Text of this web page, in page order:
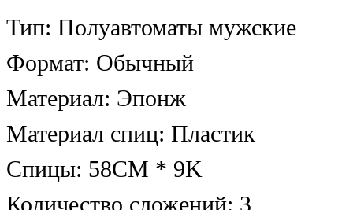
Тип: Полуавтоматы мужские
Формат: Обычный
Материал: Эпонж
Материал спиц: Пластик
Спицы: 58CM * 9K
Количество сложений: 3